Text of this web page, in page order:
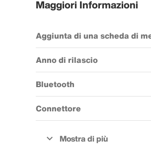
Maggiori Informazioni
Aggiunta di una scheda di
Anno di rilascio
Bluetooth
Connettore